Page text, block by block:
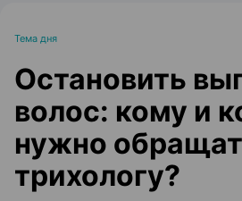
Тема дня
Остановить
волос: кому и
нужно
трихологу?